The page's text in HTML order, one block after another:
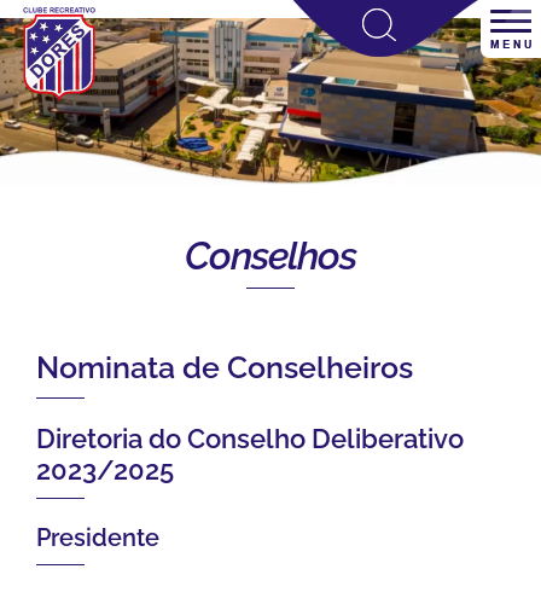
Conselhos
Nominata de Conselheiros
Diretoria do Conselho Deliberativo
2023/2025
Presidente